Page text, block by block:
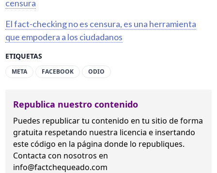
ETIQUETAS
META FACEBOOK ODIO
censura
El fact-checking no es censura, es una herramienta
que empodera a los ciudadanos
Republica nuestro contenido
Puedes republicar tu contenido en tu sitio de forma
gratuita respetando nuestra licencia e insertando
este código en la página donde lo republiques.
Contacta con nosotros en
info@factchequeado.com